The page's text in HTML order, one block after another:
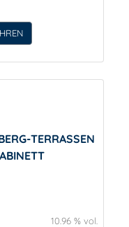
TERRASSEN
10.96 % vol.